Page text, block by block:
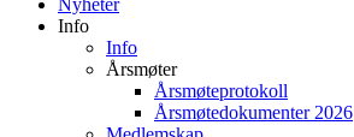
Nyheter
Info
Info
Årsmøter
Årsmøteprotokoll
Årsmøtedokumenter 2026